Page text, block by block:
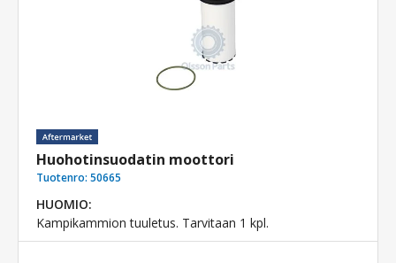
Huohotinsuodatin moottori
Tuotenro: 50665
HUOMIO:
Kampikammion tuuletus. Tarvitaan 1 kpl.